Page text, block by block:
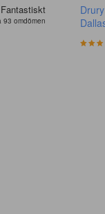
Fantastiskt
93 omdömen